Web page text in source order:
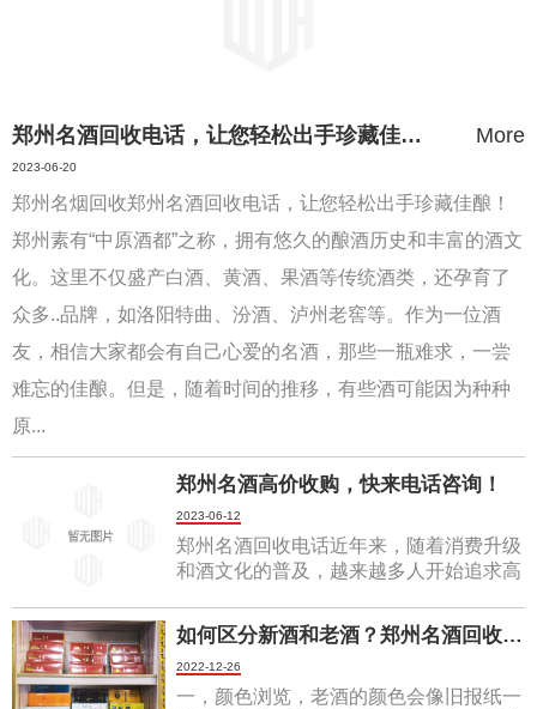
郑州名酒回收电话，让您轻松出手珍藏佳酿！ More
2023-06-20
郑州名烟回收郑州名酒回收电话，让您轻松出手珍藏佳酿！
郑州素有“中原酒都”之称，拥有悠久的酿酒历史和丰富的酒文
化。这里不仅盛产白酒、黄酒、果酒等传统酒类，还孕育了
众多..品牌，如洛阳特曲、汾酒、泸州老窖等。作为一位酒
友，相信大家都会有自己心爱的名酒，那些一瓶难求，一尝
难忘的佳酿。但是，随着时间的推移，有些酒可能因为种种
原...
郑州名酒高价收购，快来电话咨询！
2023-06-12
郑州名酒回收电话近年来，随着消费升级
和酒文化的普及，越来越多人开始追求高
艺和口感备受青睐，越来越成为了市场上
的香饽饽。不少人都在寻找收购渠道，而
有些商家也开始进行高价收购。据悉，目
前市场上....的郑州名酒品牌主要有嵩山少
如何区分新酒和老酒？郑州名酒回收公司告诉你！
2022-12-26
一，颜色浏览，老酒的颜色会像旧报纸一